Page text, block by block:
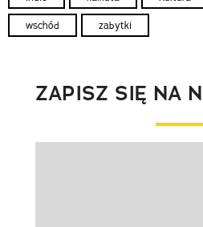
wschód zabytki
ZAPISZ SIĘ NA